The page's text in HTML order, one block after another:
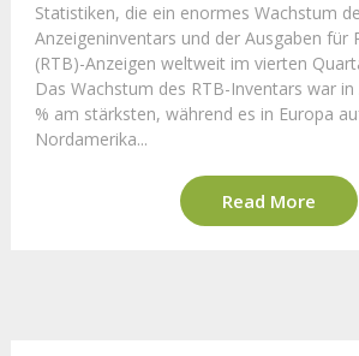
Statistiken, die ein enormes Wachstum
Anzeigeninventars und der Ausgaben für
(RTB)-Anzeigen weltweit im vierten
Das Wachstum des RTB-Inventars war
% am stärksten, während es in Europa
Nordamerika...
Read More